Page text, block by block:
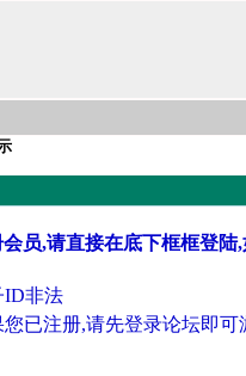
员,请直接在底下框框登
ID非法
您已注册,请先登录论坛即可